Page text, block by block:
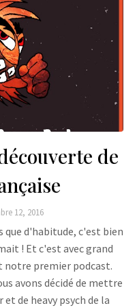
de
12, 2016
que d'habitude, c'est bien
! Et c'est avec grand
premier podcast.
avons décidé de mettre
de heavy psych de la